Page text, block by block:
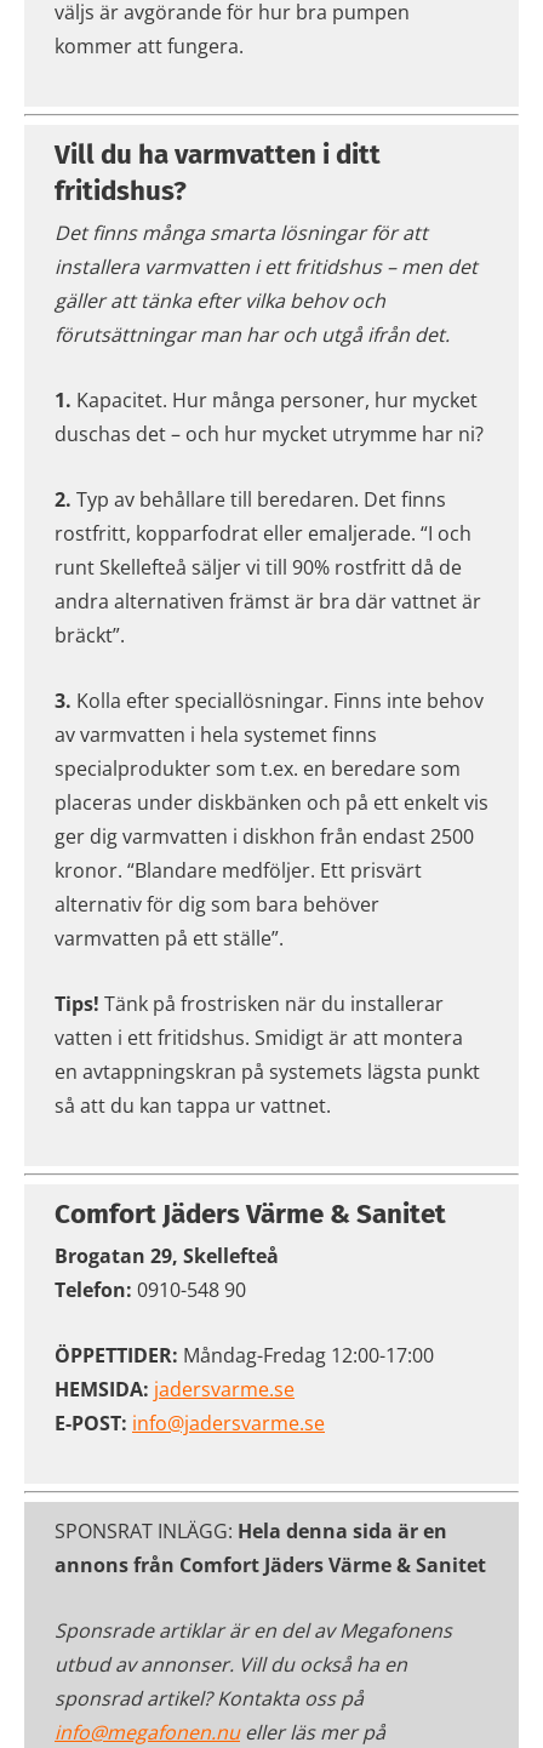
väljs är avgörande för hur bra pumpen
kommer att fungera.
Vill du ha varmvatten i ditt
fritidshus?
Det finns många smarta lösningar för att
installera varmvatten i ett fritidshus – men det
gäller att tänka efter vilka behov och
förutsättningar man har och utgå ifrån det.
1. Kapacitet. Hur många personer, hur mycket
duschas det – och hur mycket utrymme har ni?
2. Typ av behållare till beredaren. Det finns
rostfritt, kopparfodrat eller emaljerade. “I och
runt Skellefteå säljer vi till 90% rostfritt då de
andra alternativen främst är bra där vattnet är
bräckt”.
3. Kolla efter speciallösningar. Finns inte behov
av varmvatten i hela systemet finns
specialprodukter som t.ex. en beredare som
placeras under diskbänken och på ett enkelt vis
ger dig varmvatten i diskhon från endast 2500
kronor. “Blandare medföljer. Ett prisvärt
alternativ för dig som bara behöver
varmvatten på ett ställe”.
Tips! Tänk på frostrisken när du installerar
vatten i ett fritidshus. Smidigt är att montera
en avtappningskran på systemets lägsta punkt
så att du kan tappa ur vattnet.
Comfort Jäders Värme & Sanitet
Brogatan 29, Skellefteå
Telefon: 0910-548 90
ÖPPETTIDER: Måndag-Fredag 12:00-17:00
HEMSIDA: jadersvarme.se
E-POST: info@jadersvarme.se
SPONSRAT INLÄGG: Hela denna sida är en
annons från Comfort Jäders Värme & Sanitet
Sponsrade artiklar är en del av Megafonens
utbud av annonser. Vill du också ha en
sponsrad artikel? Kontakta oss på
info@megafonen.nueller läs mer på